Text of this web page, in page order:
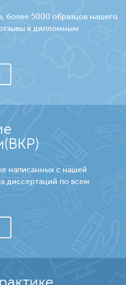
более 5000 образцов нашего
к дипломным
написанных с нашей
диссертаций по всем